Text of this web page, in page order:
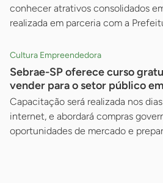
conhecer atrativos consolidados
realizada em parceria com a
Cultura Empreendedora
Sebrae-SP oferece curso
vender para o setor público
Capacitação será realizada nos
internet, e abordará compras
oportunidades de mercado e